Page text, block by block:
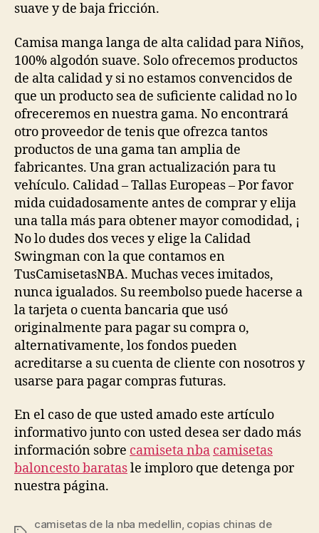
suave y de baja fricción.
Camisa manga langa de alta calidad para Niños,
100% algodón suave. Solo ofrecemos productos
de alta calidad y si no estamos convencidos de
que un producto sea de suficiente calidad no lo
ofreceremos en nuestra gama. No encontrará
otro proveedor de tenis que ofrezca tantos
productos de una gama tan amplia de
fabricantes. Una gran actualización para tu
vehículo. Calidad – Tallas Europeas – Por favor
mida cuidadosamente antes de comprar y elija
una talla más para obtener mayor comodidad, ¡
No lo dudes dos veces y elige la Calidad
Swingman con la que contamos en
TusCamisetasNBA. Muchas veces imitados,
nunca igualados. Su reembolso puede hacerse a
la tarjeta o cuenta bancaria que usó
originalmente para pagar su compra o,
alternativamente, los fondos pueden
acreditarse a su cuenta de cliente con nosotros y
usarse para pagar compras futuras.
En el caso de que usted amado este artículo
informativo junto con usted desea ser dado más
información sobre camiseta nba camisetas
baloncesto baratasle imploro que detenga por
nuestra página.
camisetas de la nba medellin, copias chinas de